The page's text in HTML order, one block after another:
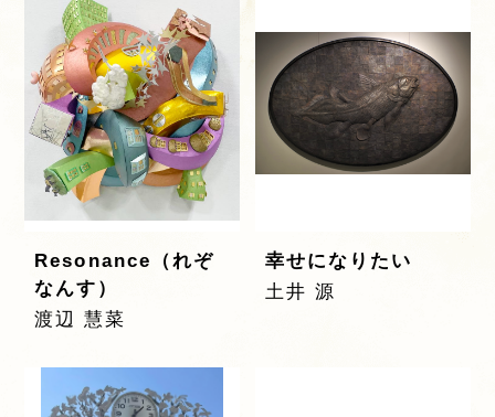
Resonance（れぞ
なんす）
渡辺 慧菜
幸せになりたい
土井 源